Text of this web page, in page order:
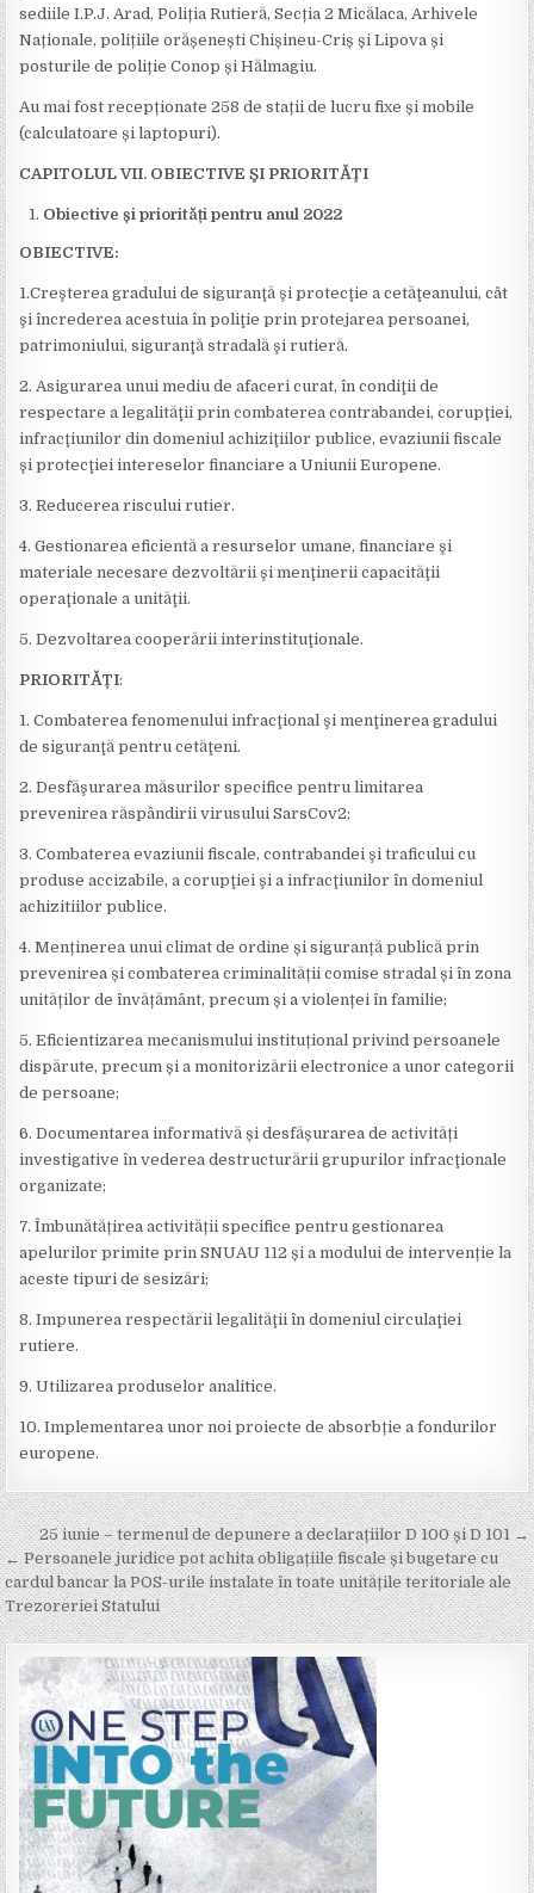
sediile I.P.J. Arad, Poliția Rutieră, Secția 2 Micălaca, Arhivele
Naționale, polițiile orășenești Chișineu-Criș și Lipova și
posturile de poliție Conop și Hălmagiu.
Au mai fost recepționate 258 de stații de lucru fixe și mobile
(calculatoare și laptopuri).
CAPITOLUL VII. OBIECTIVE ŞI PRIORITĂŢI
Obiective și priorități pentru anul 2022
OBIECTIVE:
1.Creşterea gradului de siguranţă şi protecţie a cetăţeanului, cât
şi încrederea acestuia în poliţie prin protejarea persoanei,
patrimoniului, siguranţă stradală şi rutieră.
2. Asigurarea unui mediu de afaceri curat, în condiţii de
respectare a legalităţii prin combaterea contrabandei, corupţiei,
infracţiunilor din domeniul achiziţiilor publice, evaziunii fiscale
şi protecţiei intereselor financiare a Uniunii Europene.
3. Reducerea riscului rutier.
4. Gestionarea eficientă a resurselor umane, financiare şi
materiale necesare dezvoltării şi menţinerii capacităţii
operaţionale a unităţii.
5. Dezvoltarea cooperării interinstituţionale.
PRIORITĂȚI:
1. Combaterea fenomenului infracţional şi menţinerea gradului
de siguranţă pentru cetăţeni.
2. Desfăşurarea măsurilor specifice pentru limitarea
prevenirea răspândirii virusului SarsCov2;
3. Combaterea evaziunii fiscale, contrabandei şi traficului cu
produse accizabile, a corupţiei şi a infracţiunilor în domeniul
achizitiilor publice.
4. Menținerea unui climat de ordine și siguranță publică prin
prevenirea și combaterea criminalității comise stradal și în zona
unităților de învățământ, precum și a violenței în familie;
5. Eficientizarea mecanismului instituțional privind persoanele
dispărute, precum și a monitorizării electronice a unor categorii
de persoane;
6. Documentarea informativă și desfășurarea de activități
investigative în vederea destructurării grupurilor infracţionale
organizate;
7. Îmbunătățirea activității specifice pentru gestionarea
apelurilor primite prin SNUAU 112 și a modului de intervenție la
aceste tipuri de sesizări;
8. Impunerea respectării legalităţii în domeniul circulaţiei
rutiere.
9. Utilizarea produselor analitice.
10. Implementarea unor noi proiecte de absorbție a fondurilor
europene.
Post
navigation
25 iunie – termenul de depunere a declarațiilor D 100 și D 101 →
← Persoanele juridice pot achita obligațiile fiscale și bugetare cu
cardul bancar la POS-urile instalate în toate unitățile teritoriale ale
Trezoreriei Statului